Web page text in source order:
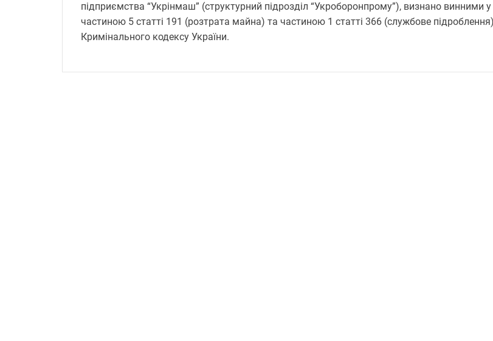
підприємства “Укрінмаш” (структурний підрозділ “Укроборонпрому”), визнано винними
частиною 5 статті 191 (розтрата майна) та частиною 1 статті 366 (службове підроблення)
Кримінального кодексу України.